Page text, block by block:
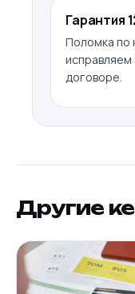
Гарантия
Поломка по
исправляем
договоре.
Другие